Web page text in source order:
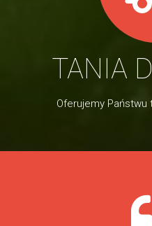
TANIA
Oferujemy